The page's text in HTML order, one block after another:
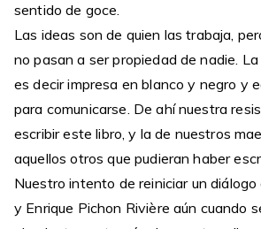
sentido de goce.
Las ideas son de quien las trabaja,
no pasan a ser propiedad de nadie.
es decir impresa en blanco y negro y
para comunicarse. De ahí nuestra
escribir este libro, y la de nuestros
aquellos otros que pudieran haber
Nuestro intento de reiniciar un diálogo
y Enrique Pichon Rivière aún cuando